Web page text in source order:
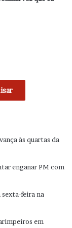
às quartas da
enganar PM com
sexta-feira na
em